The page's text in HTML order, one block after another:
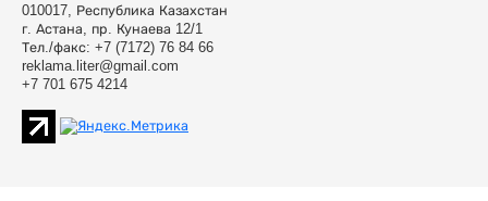
010017, Республика Казахстан
г. Астана, пр. Кунаева 12/1
Тел./факс: +7 (7172) 76 84 66
reklama.liter@gmail.com
+7 701 675 4214